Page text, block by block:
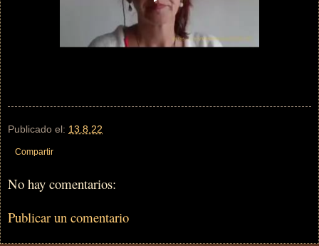
Publicado el: 13.8.22
Compartir
No hay comentarios:
Publicar un comentario